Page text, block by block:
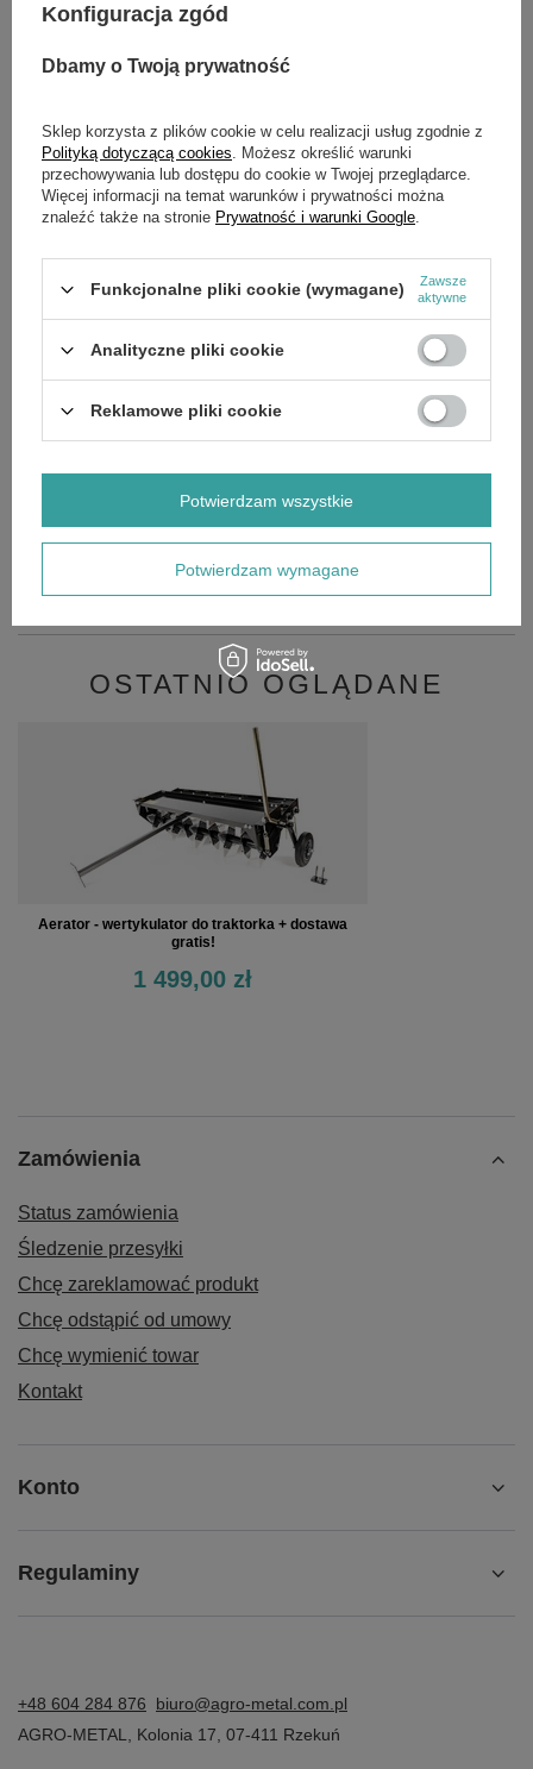
OPIS
Aerator - wertykulator służy do podłączenia do traktorka
ogrodowego i pozwala na jednoczesne napowietrzanie i
nacięcie darni trawnika. Dzięki temu składniki odżywcze oraz
woda szybciej dotrą do korzeni trawy. Sprawi to, że trawnik
odżyje, stanie się bardziej gęsty i przyśpieszy jego wzrost Dwa
pomiędzy obszarami pracy.
Dane techniczne:
Waga 36 kg
GŁÓWNE PARAMETRY
SZCZEGÓŁOWE DANE
OSTATNIO OGLĄDANE
Aerator - wertykulator do traktorka + dostawa
gratis!
1 499,00 zł
Zamówienia
Status zamówienia
Śledzenie przesyłki
Chcę zareklamować produkt
Chcę odstąpić od umowy
Chcę wymienić towar
Kontakt
Konto
Regulaminy
+48 604 284 876
biuro@agro-metal.com.pl
AGRO-METAL
Kolonia 17 07-411 Rzekuń
Konfiguracja zgód
Dbamy o Twoją prywatność
Sklep korzysta z plików cookie w celu realizacji usług zgodnie z
Polityką dotyczącą cookies . Możesz określić warunki
przechowywania lub dostępu do cookie w Twojej przeglądarce.
Więcej informacji na temat warunków i prywatności można
znaleźć także na stronie Prywatność i warunki Google
Funkcjonalne pliki cookie (wymagane)
Zawsze
aktywne
Analityczne pliki cookie
Reklamowe pliki cookie
Potwierdzam wymagane
Potwierdzam wszystkie